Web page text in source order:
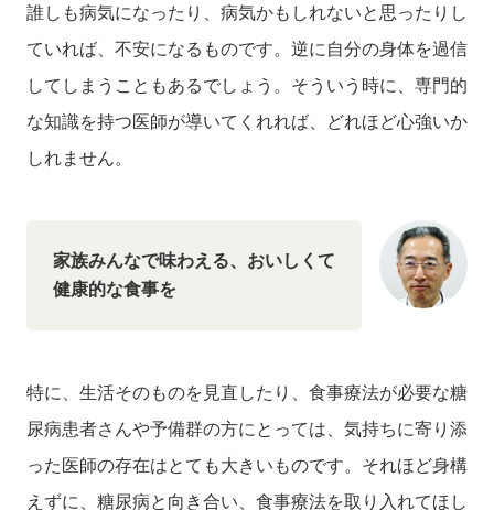
誰しも病気になったり、病気かもしれないと思ったりし
ていれば、不安になるものです。逆に自分の身体を過信
してしまうこともあるでしょう。そういう時に、専門的
な知識を持つ医師が導いてくれれば、どれほど心強いか
しれません。
家族みんなで味わえる、おいしくて
健康的な食事を
特に、生活そのものを見直したり、食事療法が必要な糖
尿病患者さんや予備群の方にとっては、気持ちに寄り添
った医師の存在はとても大きいものです。それほど身構
えずに、糖尿病と向き合い、食事療法を取り入れてほし